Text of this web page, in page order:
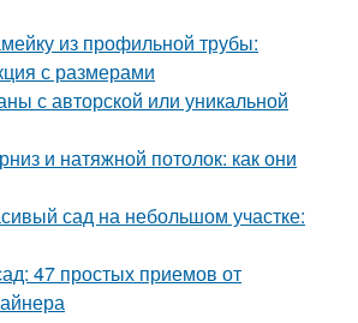
из профильной трубы:
с размерами
с авторской или уникальной
и натяжной потолок: как они
сад на небольшом участке:
47 простых приемов от